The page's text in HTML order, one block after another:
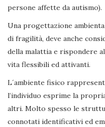
persone affette da autismo).
Una progettazione
di fragilità, deve anche
della malattia e rispondere
vita flessibili ed attivanti.
L´ambiente fisico
l’individuo esprime la
altri. Molto spesso le
connotati identificativi ed